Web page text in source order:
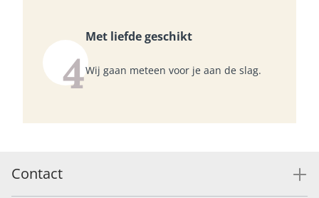
4
Met liefde geschikt
Wij gaan meteen voor je aan de slag.
Contact